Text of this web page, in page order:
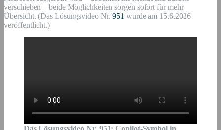
verschieben – beide Möglichkeiten sorgen sofort für mehr
Übersicht. (Das Lösungsvideo Nr. 951 wurde am 15.6.2026
veröffentlicht.)